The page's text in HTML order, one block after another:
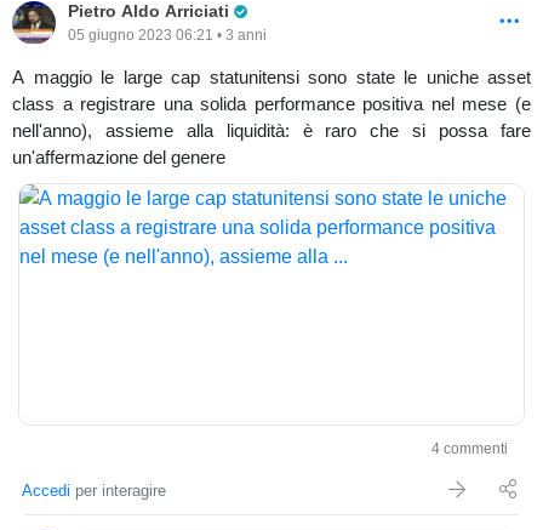
Pietro Aldo Arriciati
05 giugno 2023 06:21 • 3 anni
A maggio le large cap statunitensi sono state le uniche asset
class a registrare una solida performance positiva nel mese (e
nell'anno), assieme alla liquidità: è raro che si possa fare
un'affermazione del genere
4 commenti
Accedi per interagire